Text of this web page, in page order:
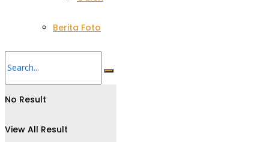
Berita Foto
No Result
View All Result